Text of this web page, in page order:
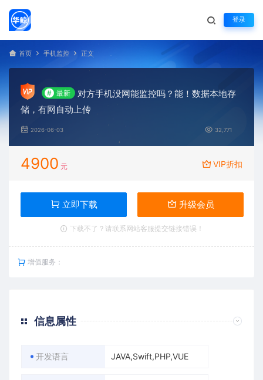
登录
首页 手机监控 正文
# 最新
对方手机没网能监控吗？能！数据本地存
储，有网自动上传
2026-06-03 32,771
4900 元 VIP折扣
立即下载 升级会员
下载不了？请联系网站客服提交链接错误！
增值服务：
信息属性
开发语言 JAVA,Swift,PHP,VUE